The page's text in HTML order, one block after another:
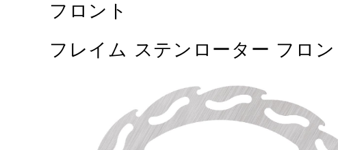
フロント
フレイム ステンローター フロ